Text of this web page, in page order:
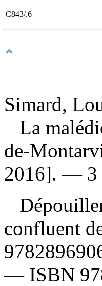
C843/.6
Simard,
La
de-
2016]. — 3
confluent
— ISBN